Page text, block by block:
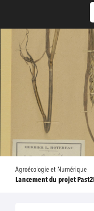
Agroécologie et Numérique
Lancement du projet